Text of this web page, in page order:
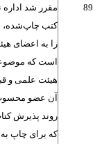
89
مقرر شد
کتب چاپ‌شده،
را به اعضای
است که
هیئت علمی و
آن عضو محسوب
روند پذيرش
که برای چاپ